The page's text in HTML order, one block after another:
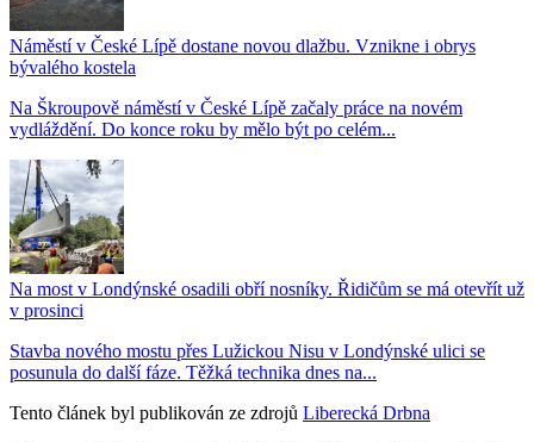
Náměstí v České Lípě dostane novou dlažbu. Vznikne i obrys
bývalého kostela
Na Škroupově náměstí v České Lípě začaly práce na novém
vydláždění. Do konce roku by mělo být po celém...
Na most v Londýnské osadili obří nosníky. Řidičům se má otevřít už
v prosinci
Stavba nového mostu přes Lužickou Nisu v Londýnské ulici se
posunula do další fáze. Těžká technika dnes na...
Tento článek byl publikován ze zdrojů Liberecká Drbna